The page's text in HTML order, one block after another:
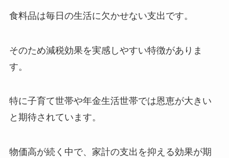
食料品は毎日の生活に欠かせない支出です。
そのため減税効果を実感しやすい特徴がありま
す。
特に子育て世帯や年金生活世帯では恩恵が大きい
と期待されています。
物価高が続く中で、家計の支出を抑える効果が期